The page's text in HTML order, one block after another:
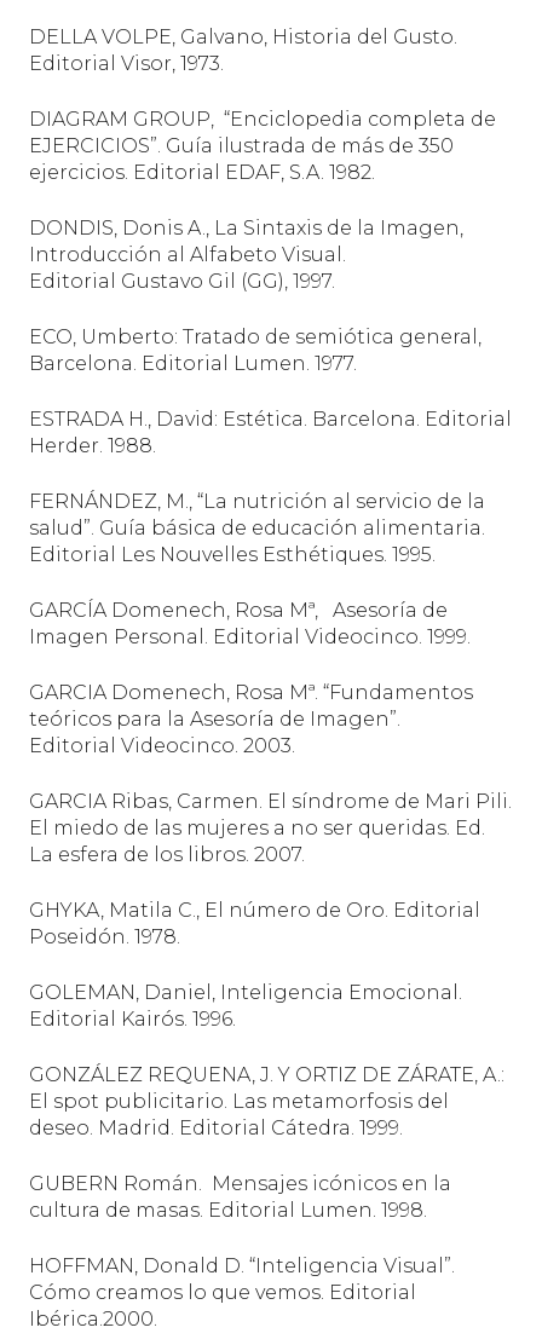
DELLA VOLPE, Galvano, Historia del Gusto.
Editorial Visor, 1973.
DIAGRAM GROUP,
“Enciclopedia completa de
EJERCICIOS”. Guía ilustrada de más de 350
ejercicios. Editorial EDAF, S.A. 1982.
DONDIS, Donis A., La Sintaxis de la Imagen,
Introducción al Alfabeto Visual.
Editorial Gustavo Gil (GG), 1997.
ECO, Umberto: Tratado de semiótica general,
Barcelona. Editorial Lumen. 1977.
ESTRADA H., David: Estética. Barcelona. Editorial
Herder. 1988.
FERNÁNDEZ, M., “La nutrición al servicio de la
salud”. Guía básica de educación alimentaria.
Editorial Les Nouvelles Esthétiques. 1995.
GARCÍA Domenech, Rosa Mª,
Asesoría de
Imagen Personal. Editorial Videocinco. 1999.
GARCIA Domenech, Rosa Mª. “Fundamentos
teóricos para la Asesoría de Imagen”.
Editorial Videocinco. 2003.
GARCIA Ribas, Carmen. El síndrome de Mari Pili.
El miedo de las mujeres a no ser queridas. Ed.
La esfera de los libros. 2007.
GHYKA, Matila C., El número de Oro. Editorial
Poseidón. 1978.
GOLEMAN, Daniel, Inteligencia Emocional.
Editorial Kairós. 1996.
GONZÁLEZ REQUENA, J. Y ORTIZ DE ZÁRATE, A.:
El spot publicitario. Las metamorfosis del
deseo. Madrid. Editorial Cátedra. 1999.
GUBERN Román.
Mensajes icónicos en la
cultura de masas. Editorial Lumen. 1998.
HOFFMAN, Donald D. “Inteligencia Visual”.
Cómo creamos lo que vemos. Editorial
Ibérica.2000.